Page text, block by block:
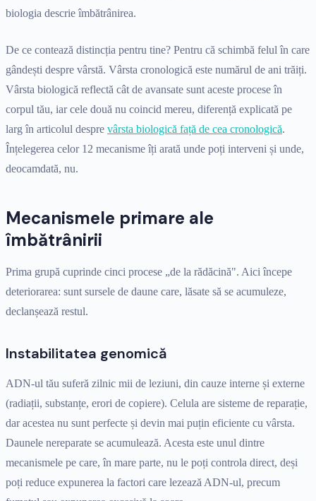
biologia descrie îmbătrânirea.
De ce contează distincția pentru tine? Pentru că schimbă felul în care
gândești despre vârstă. Vârsta cronologică este numărul de ani trăiți.
Vârsta biologică reflectă cât de avansate sunt aceste procese în
corpul tău, iar cele două nu coincid mereu, diferență explicată pe
larg în articolul despre vârsta biologică față de cea cronologică.
Înțelegerea celor 12 mecanisme îți arată unde poți interveni și unde,
deocamdată, nu.
Mecanismele primare ale
îmbătrânirii
Prima grupă cuprinde cinci procese „de la rădăcină". Aici începe
deteriorarea: sunt sursele de daune care, lăsate să se acumuleze,
declanșează restul.
Instabilitatea genomică
ADN-ul tău suferă zilnic mii de leziuni, din cauze interne și externe
(radiații, substanțe, erori de copiere). Celula are sisteme de reparație,
dar acestea nu sunt perfecte și devin mai puțin eficiente cu vârsta.
Daunele nereparate se acumulează. Acesta este unul dintre
mecanismele pe care, în mare parte, nu le poți controla direct, deși
poți reduce expunerea la factori care lezează ADN-ul, precum